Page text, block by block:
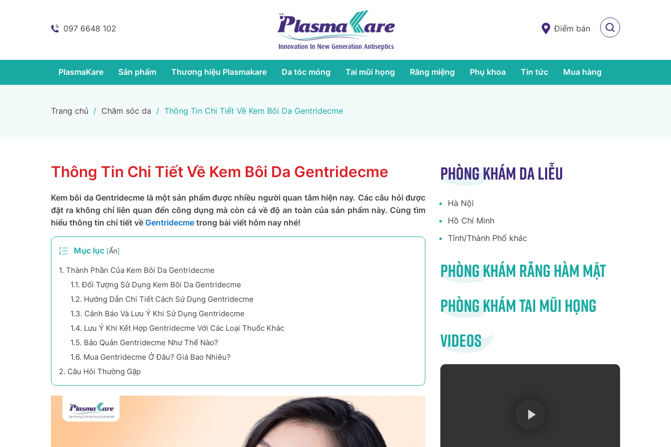
097 6648 102 Điểm bán
PlasmaKare Sản phẩm Thương hiệu Plasmakare Da tóc móng Tai mũi họng Răng miệng Phụ khoa Tin tức Mua hàng
Trang chủ / Chăm sóc da / Thông Tin Chi Tiết Về Kem Bôi Da Gentridecme
Thông Tin Chi Tiết Về Kem Bôi Da Gentridecme
Kem bôi da Gentridecme là một sản phẩm được nhiều người quan tâm hiện nay. Các câu hỏi được
đặt ra không chỉ liên quan đến công dụng mà còn cả về độ an toàn của sản phẩm này. Cùng tìm
hiểu thông tin chi tiết về Gentridecme trong bài viết hôm nay nhé!
Mục lục [Ẩn]
1. Thành Phần Của Kem Bôi Da Gentridecme
1.1. Đối Tượng Sử Dụng Kem Bôi Da Gentridecme
1.2. Hướng Dẫn Chi Tiết Cách Sử Dụng Gentridecme
1.3. Cảnh Báo Và Lưu Ý Khi Sử Dụng Gentridecme
1.4. Lưu Ý Khi Kết Hợp Gentridecme Với Các Loại Thuốc Khác
1.5. Bảo Quản Gentridecme Như Thế Nào?
1.6. Mua Gentridecme Ở Đâu? Giá Bao Nhiêu?
2. Câu Hỏi Thường Gặp
Phòng khám da liễu
Hà Nội
Hồ Chí Minh
Tỉnh/Thành Phố khác
Phòng khám răng hàm mặt
Phòng khám tai mũi họng
Videos